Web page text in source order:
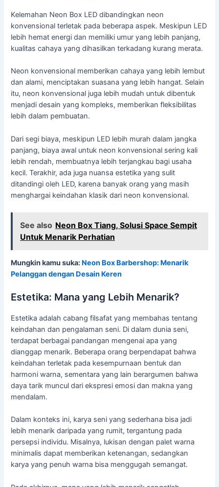
Kelemahan Neon Box LED dibandingkan neon
konvensional terletak pada beberapa aspek. Meskipun LED
lebih hemat energi dan memiliki umur yang lebih panjang,
kualitas cahaya yang dihasilkan terkadang kurang merata.
Neon konvensional memberikan cahaya yang lebih lembut
dan alami, menciptakan suasana yang lebih hangat. Selain
itu, neon konvensional juga lebih mudah untuk dibentuk
menjadi desain yang kompleks, memberikan fleksibilitas
lebih dalam pembuatan.
Dari segi biaya, meskipun LED lebih murah dalam jangka
panjang, biaya awal untuk neon konvensional sering kali
lebih rendah, membuatnya lebih terjangkau bagi usaha
kecil. Terakhir, ada juga nuansa estetika yang sulit
ditandingi oleh LED, karena banyak orang yang masih
menghargai keindahan klasik dari neon konvensional.
See also Neon Box Tiang, Solusi Space Sempit
Untuk Menarik Perhatian
Mungkin kamu suka: Neon Box Barbershop: Menarik
Pelanggan dengan Desain Keren
Estetika: Mana yang Lebih Menarik?
Estetika adalah cabang filsafat yang membahas tentang
keindahan dan pengalaman seni. Di dalam dunia seni,
terdapat berbagai pandangan mengenai apa yang
dianggap menarik. Beberapa orang berpendapat bahwa
keindahan terletak pada kesempurnaan bentuk dan
harmoni warna, sementara yang lain berargumen bahwa
daya tarik muncul dari ekspresi emosi dan makna yang
mendalam.
Dalam konteks ini, karya seni yang sederhana bisa jadi
lebih menarik daripada yang rumit, tergantung pada
persepsi individu. Misalnya, lukisan dengan palet warna
minimalis dapat memberikan ketenangan, sedangkan
karya yang penuh warna bisa menggugah semangat.